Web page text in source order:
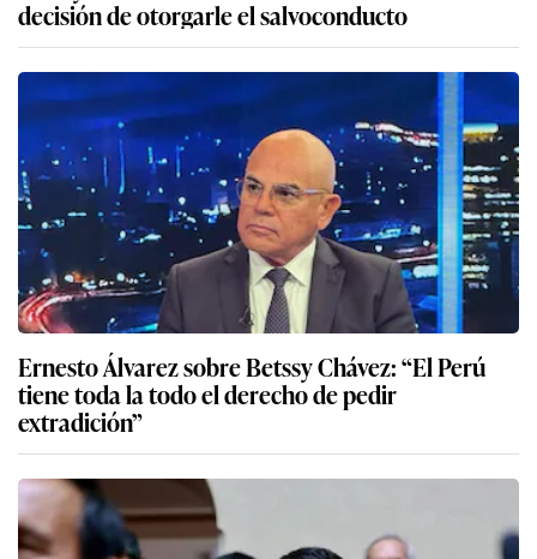
Ernesto Álvarez sobre Betssy Chávez: “El Perú
tiene toda la todo el derecho de pedir
extradición”